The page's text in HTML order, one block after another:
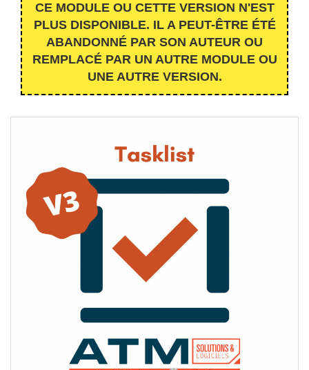
CE MODULE OU CETTE VERSION N'EST
PLUS DISPONIBLE. IL A PEUT-ÊTRE ÉTÉ
ABANDONNÉ PAR SON AUTEUR OU
REMPLACÉ PAR UN AUTRE MODULE OU
UNE AUTRE VERSION.